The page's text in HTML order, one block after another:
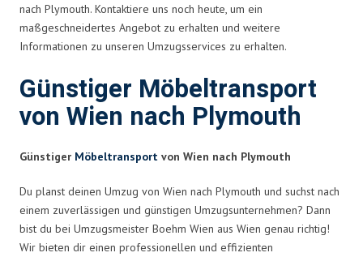
nach Plymouth. Kontaktiere uns noch heute, um ein
maßgeschneidertes Angebot zu erhalten und weitere
Informationen zu unseren Umzugsservices zu erhalten.
Günstiger Möbeltransport
von Wien nach Plymouth
Günstiger Möbeltransport von Wien nach Plymouth
Du planst deinen Umzug von Wien nach Plymouth und suchst nach
einem zuverlässigen und günstigen Umzugsunternehmen? Dann
bist du bei Umzugsmeister Boehm Wien aus Wien genau richtig!
Wir bieten dir einen professionellen und effizienten